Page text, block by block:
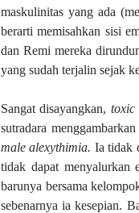
maskulinitas yang ada
berarti memisahkan sisi
dan Remi mereka
yang sudah terjalin sejak
Sangat disayangkan, toxic
sutradara
male alexythimia. Ia tidak
tidak dapat menyalurkan
barunya bersama
sebenarnya ia kesepian.